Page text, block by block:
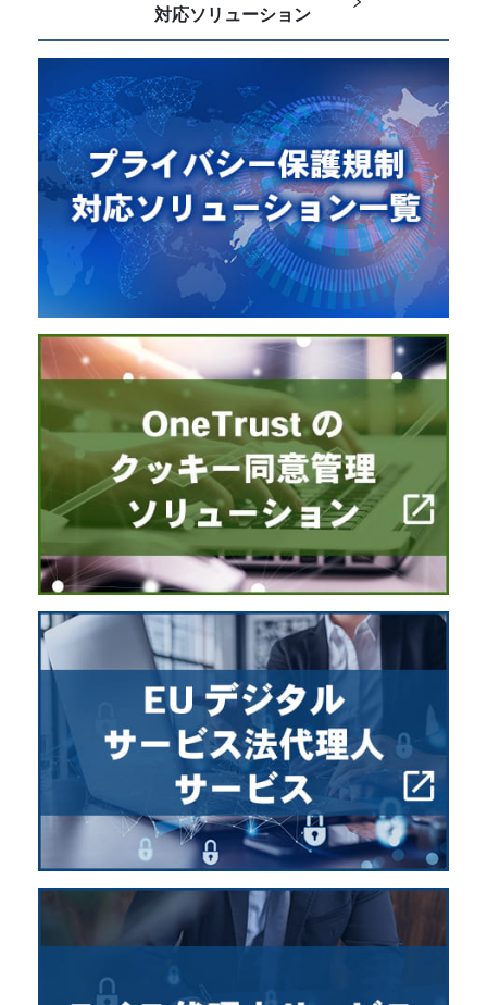
対応ソリューション